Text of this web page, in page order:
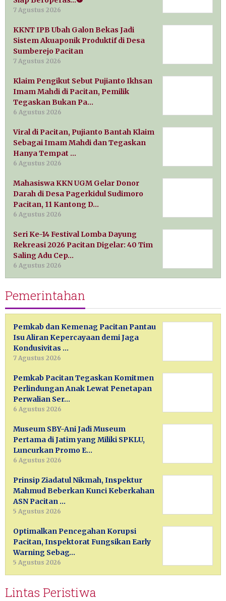
7 Agustus 2026
KKNT IPB Ubah Galon Bekas Jadi
Sistem Akuaponik Produktif di Desa
Sumberejo Pacitan
7 Agustus 2026
Klaim Pengikut Sebut Pujianto Ikhsan
Imam Mahdi di Pacitan, Pemilik
Tegaskan Bukan Pa…
6 Agustus 2026
Viral di Pacitan, Pujianto Bantah Klaim
Sebagai Imam Mahdi dan Tegaskan
Hanya Tempat …
6 Agustus 2026
Mahasiswa KKN UGM Gelar Donor
Darah di Desa Pagerkidul Sudimoro
Pacitan, 11 Kantong D…
6 Agustus 2026
Seri Ke-14 Festival Lomba Dayung
Rekreasi 2026 Pacitan Digelar: 40 Tim
Saling Adu Cep…
6 Agustus 2026
Pemerintahan
Pemkab dan Kemenag Pacitan Pantau
Isu Aliran Kepercayaan demi Jaga
Kondusivitas …
7 Agustus 2026
Pemkab Pacitan Tegaskan Komitmen
Perlindungan Anak Lewat Penetapan
Perwalian Ser…
6 Agustus 2026
Museum SBY-Ani Jadi Museum
Pertama di Jatim yang Miliki SPKLU,
Luncurkan Promo E…
6 Agustus 2026
Prinsip Ziadatul Nikmah, Inspektur
Mahmud Beberkan Kunci Keberkahan
ASN Pacitan …
5 Agustus 2026
Optimalkan Pencegahan Korupsi
Pacitan, Inspektorat Fungsikan Early
Warning Sebag…
5 Agustus 2026
Lintas Peristiwa